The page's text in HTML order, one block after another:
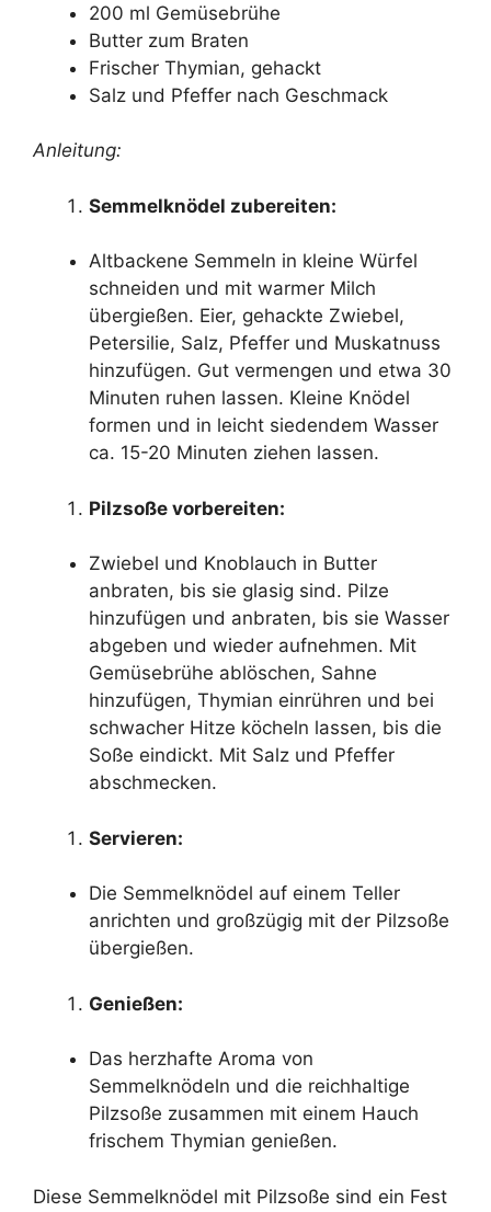
200 ml Gemüsebrühe
Butter zum Braten
Frischer Thymian, gehackt
Salz und Pfeffer nach Geschmack
Anleitung:
Semmelknödel zubereiten:
Altbackene Semmeln in kleine Würfel
schneiden und mit warmer Milch
übergießen. Eier, gehackte Zwiebel,
Petersilie, Salz, Pfeffer und Muskatnuss
hinzufügen. Gut vermengen und etwa 30
Minuten ruhen lassen. Kleine Knödel
formen und in leicht siedendem Wasser
ca. 15-20 Minuten ziehen lassen.
Pilzsoße vorbereiten:
Zwiebel und Knoblauch in Butter
anbraten, bis sie glasig sind. Pilze
hinzufügen und anbraten, bis sie Wasser
abgeben und wieder aufnehmen. Mit
Gemüsebrühe ablöschen, Sahne
hinzufügen, Thymian einrühren und bei
schwacher Hitze köcheln lassen, bis die
Soße eindickt. Mit Salz und Pfeffer
abschmecken.
Servieren:
Die Semmelknödel auf einem Teller
anrichten und großzügig mit der Pilzsoße
übergießen.
Genießen:
Das herzhafte Aroma von
Semmelknödeln und die reichhaltige
Pilzsoße zusammen mit einem Hauch
frischem Thymian genießen.
Diese Semmelknödel mit Pilzsoße sind ein Fest